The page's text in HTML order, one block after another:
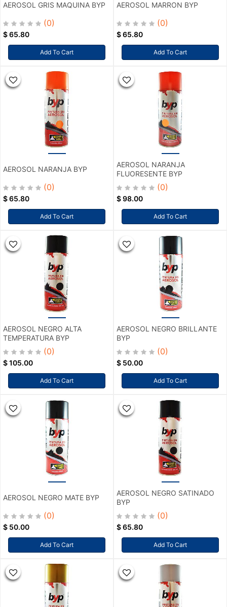
AEROSOL GRIS MAQUINA BYP
(0)
$65.80
Add To Cart
AEROSOL MARRON BYP
(0)
$65.80
Add To Cart
AEROSOL NARANJA BYP
(0)
$65.80
Add To Cart
AEROSOL NARANJA
FLUORESENTE BYP
(0)
$98.00
Add To Cart
AEROSOL NEGRO ALTA
TEMPERATURA BYP
(0)
$105.00
Add To Cart
AEROSOL NEGRO BRILLANTE
BYP
(0)
$ 50.00
Add To Cart
AEROSOL NEGRO MATE BYP
(0)
$ 50.00
Add To Cart
AEROSOL NEGRO SATINADO
BYP
(0)
$65.80
Add To Cart